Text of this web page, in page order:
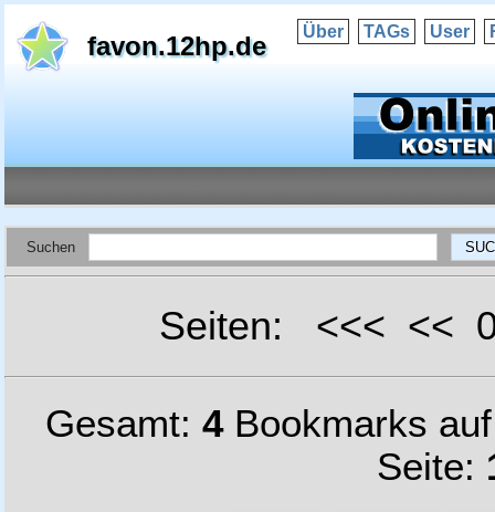
favon.12hp.de Über TAGs User
Suchen
Seiten: <<< <<
Gesamt: 4Bookmarks
Seite: